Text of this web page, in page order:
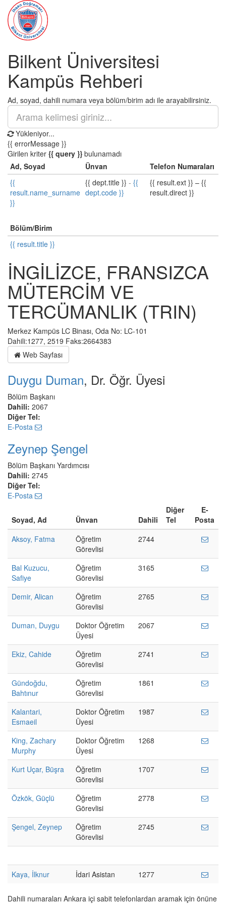
Bilkent Üniversitesi
Kampüs Rehberi
Ad, soyad, dahili numara veya bölüm/birim adı ile arayabilirsiniz.
Yükleniyor...
{{ errorMessage }}
Girilen kriter {{ query }} bulunamadı
Ad, Soyad
Ünvan
Telefon Numaraları
{{
result.name_surname
}}
{{ dept.title }} - {{
dept.code }}
{{ result.ext }} – {{
result.direct }}
Bölüm/Birim
{{ result.title }}
İNGİLİZCE, FRANSIZCA
MÜTERCİM VE
TERCÜMANLIK (TRIN)
Merkez Kampüs LC Binası, Oda No: LC-101
Dahili:1277, 2519 Faks:2664383
Web Sayfası
Duygu Duman, Dr. Öğr. Üyesi
Bölüm Başkanı
Dahili: 2067
Diğer Tel:
E-Posta
Zeynep Şengel
Bölüm Başkanı Yardımcısı
Dahili: 2745
Diğer Tel:
E-Posta
Soyad, Ad Ünvan Dahili
Diğer
Tel
E-
Posta
Aksoy, Fatma
Öğretim
Görevlisi
2744
Bal Kuzucu,
Safiye
Öğretim
Görevlisi
3165
Demir, Alican
Öğretim
Görevlisi
2765
Duman, Duygu
Doktor Öğretim
Üyesi
2067
Ekiz, Cahide
Öğretim
Görevlisi
2741
Gündoğdu,
Bahtınur
Öğretim
Görevlisi
1861
Kalantari,
Esmaeil
Doktor Öğretim
Üyesi
1987
King, Zachary
Murphy
Doktor Öğretim
Üyesi
1268
Kurt Uçar, Büşra
Öğretim
Görevlisi
1707
Özkök, Güçlü
Öğretim
Görevlisi
2778
Şengel, Zeynep
Öğretim
Görevlisi
2745
Kaya, İlknur İdari Asistan 1277
Dahili numaraları Ankara içi sabit telefonlardan aramak için önüne